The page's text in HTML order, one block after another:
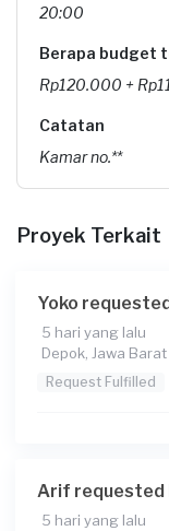
20:00
Berapa budget
Rp120.000 +
Catatan
Kamar no.**
Proyek Terkait
Yoko
5 hari yang lalu
Depok, Jawa Barat
Request Fulfilled
Arif requested
5 hari yang lalu